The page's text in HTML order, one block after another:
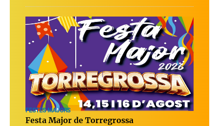
FESTES MAJORS
Festa Major de Torregrossa